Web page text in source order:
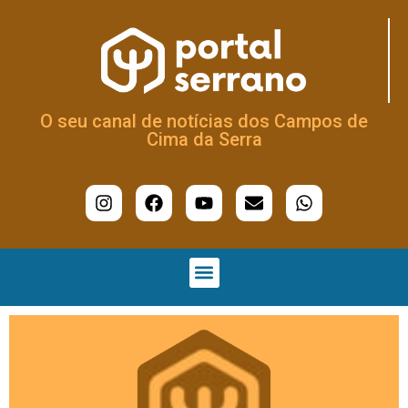
O seu canal de notícias dos Campos de
Cima da Serra